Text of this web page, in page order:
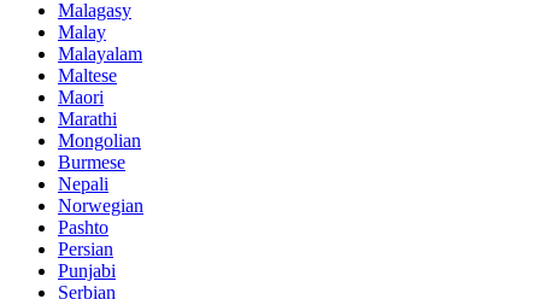
Malagasy
Malay
Malayalam
Maltese
Maori
Marathi
Mongolian
Burmese
Nepali
Norwegian
Pashto
Persian
Punjabi
Serbian